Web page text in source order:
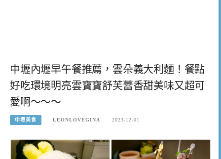
中壢內壢早午餐推薦，雲朵義大利麵！餐點
好吃環境明亮雲寶寶舒芙蕾香甜美味又超可
愛啊～～～
中壢美食 LEONLOVEGINA 2023-12-01